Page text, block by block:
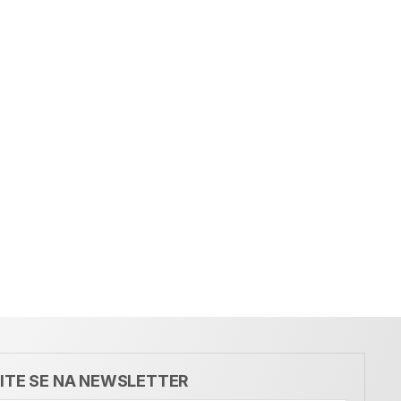
SE NA NEWSLETTER